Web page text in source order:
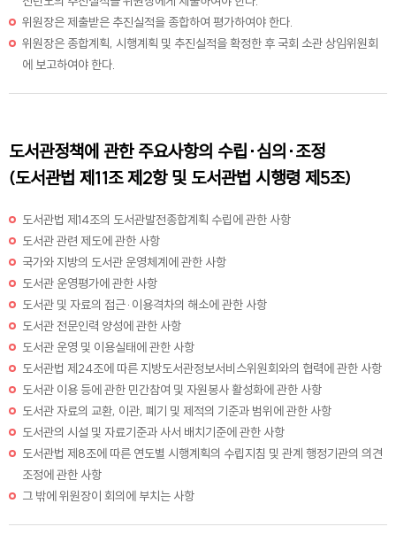
위원장은 제출받은 추진실적을 종합하여 평가하여야 한다.
위원장은 종합계획, 시행계획 및 추진실적을 확정한 후 국회 소관 상임위원회
에 보고하여야 한다.
도서관정책에 관한 주요사항의 수립·심의·조정
(도서관법 제11조 제2항 및 도서관법 시행령 제5조)
도서관법 제14조의 도서관발전종합계획 수립에 관한 사항
도서관 관련 제도에 관한 사항
국가와 지방의 도서관 운영체계에 관한 사항
도서관 운영평가에 관한 사항
도서관 및 자료의 접근·이용격차의 해소에 관한 사항
도서관 전문인력 양성에 관한 사항
도서관 운영 및 이용실태에 관한 사항
도서관법 제24조에 따른 지방도서관정보서비스위원회와의 협력에 관한 사항
도서관 이용 등에 관한 민간참여 및 자원봉사 활성화에 관한 사항
도서관 자료의 교환, 이관, 폐기 및 제적의 기준과 범위에 관한 사항
도서관의 시설 및 자료기준과 사서 배치기준에 관한 사항
도서관법 제8조에 따른 연도별 시행계획의 수립지침 및 관계 행정기관의 의견
조정에 관한 사항
그 밖에 위원장이 회의에 부치는 사항